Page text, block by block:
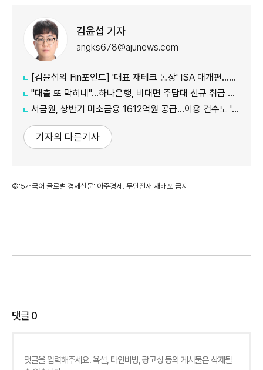
김윤섭 기자
angks678@ajunews.com
[김윤섭의 Fin포인트] '대표 재테크 통장' ISA 대개편…나에게 맞는 전략은?
"대출 또 막히네"…하나은행, 비대면 주담대 신규 취급 중단
서금원, 상반기 미소금융 1612억원 공급…이용 건수도 '역대 최대'
기자의 다른기사
©'5개국어 글로벌 경제신문' 아주경제. 무단전재·재배포 금지
댓글0